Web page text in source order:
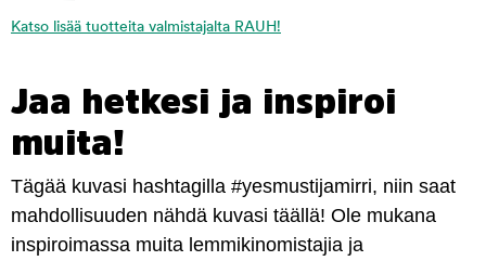
Katso lisää tuotteita valmistajalta RAUH!
Jaa hetkesi ja inspiroi
muita!
Tägää kuvasi hashtagilla #yesmustijamirri, niin saat
mahdollisuuden nähdä kuvasi täällä! Ole mukana
inspiroimassa muita lemmikinomistajia ja